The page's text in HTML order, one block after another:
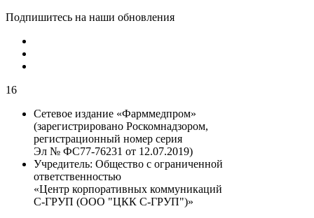
Подпишитесь на наши обновления
16
Сетевое издание «Фарммедпром»
(зарегистрировано Роскомнадзором,
регистрационный номер серия
Эл № ФС77-76231 от 12.07.2019)
Учредитель: Общество с ограниченной
ответственностью
«Центр корпоративных коммуникаций
С-ГРУП (ООО "ЦКК С-ГРУП")»